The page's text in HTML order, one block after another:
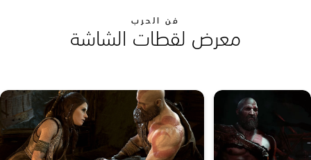
فن الحرب
معرض لقطات الشاشة